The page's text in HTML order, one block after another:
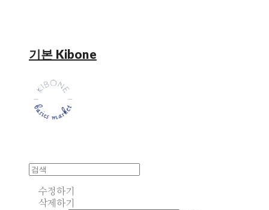
기본 Kibone
수정하기
삭제하기